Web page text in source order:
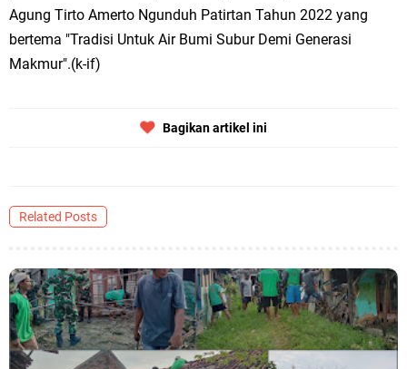
Agung Tirto Amerto Ngunduh Patirtan Tahun 2022 yang
bertema "Tradisi Untuk Air Bumi Subur Demi Generasi
Makmur".(k-if)
Bagikan artikel ini
Related Posts